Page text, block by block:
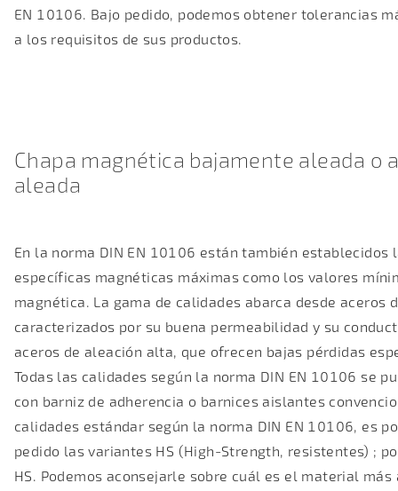
EN 10106. Bajo pedido, podemos obtener tolerancias
a los requisitos de sus productos.
Chapa magnética bajamente aleada o
aleada
En la norma DIN EN 10106 están también establecidos
específicas magnéticas máximas como los valores
magnética. La gama de calidades abarca desde aceros
caracterizados por su buena permeabilidad y su
aceros de aleación alta, que ofrecen bajas pérdidas
Todas las calidades según la norma DIN EN 10106 se
con barniz de adherencia o barnices aislantes
calidades estándar según la norma DIN EN 10106, es
pedido lasvariantes HS (High-Strength, resistentes) ;
HS. Podemos aconsejarle sobre cuál es el material más